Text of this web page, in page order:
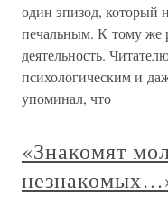
один эпизод, который
печальным. К тому же
деятельность.
психологическим и
упоминал, что
«Знакомят